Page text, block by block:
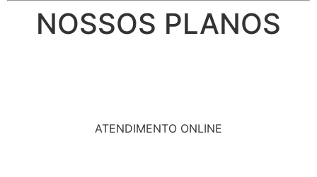
NOSSOS PLANOS
ATENDIMENTO ONLINE